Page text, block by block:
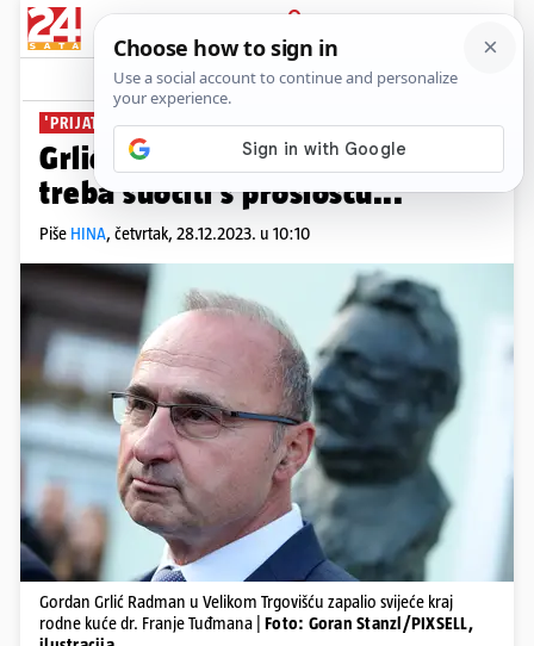
PRIJAVA
News Komentari
'PRIJATELJSKE ZEMLJE'
Grlić Radman: 'Crna Gora se
treba suočiti s prošlošću...'
Piše HINA, četvrtak, 28.12.2023. u 10:10
Gordan Grlić Radman u Velikom Trgovišću zapalio svijeće kraj
rodne kuće dr. Franje Tuđmana | Foto: Goran Stanzl/PIXSELL,